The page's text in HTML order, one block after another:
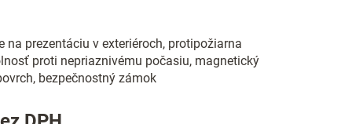
na prezentáciu v exteriéroch, protipožiarna
proti nepriaznivému počasiu, magnetický
bezpečnostný zámok